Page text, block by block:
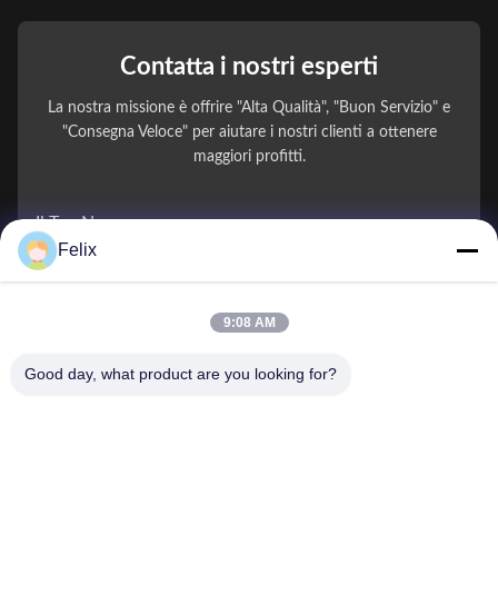
Contatta i nostri esperti
La nostra missione è offrire "Alta Qualità", "Buon Servizio" e
"Consegna Veloce" per aiutare i nostri clienti a ottenere
maggiori profitti.
Il Tuo Nome
*
Felix
9:08 AM
Good day, what product are you looking for?